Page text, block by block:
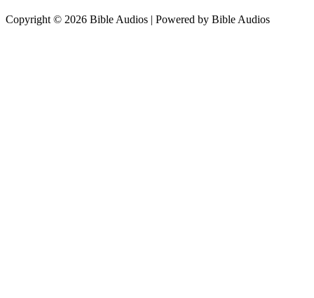
Copyright © 2026 Bible Audios | Powered by Bible Audios